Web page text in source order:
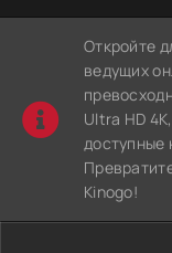
Откройте
ведущих
Ultra HD
доступные
Kinogo!